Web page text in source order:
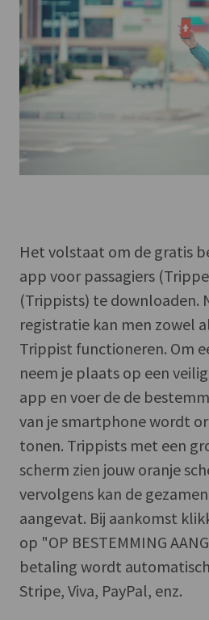
Het volstaat om de gratis
app voor passagiers
(Trippists) te downloaden.
registratie kan men zowel
Trippist functioneren. Om
neem je plaats op een
app en voer de de
van je smartphone wordt
tonen. Trippists met een
scherm zien jouw oranje
vervolgens kan de
aangevat. Bij aankomst
op "OP BESTEMMING
betaling wordt
Stripe, Viva, PayPal, enz.